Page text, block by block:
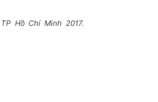
Hồ Chí Minh 2017.